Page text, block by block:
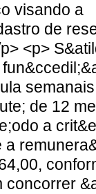
visando a
de
<p>
de 12
a
concorrer